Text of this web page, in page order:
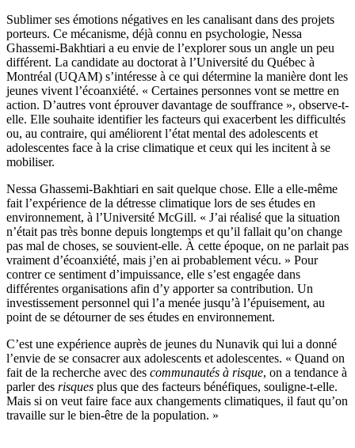
Sublimer ses émotions négatives en les canalisant dans des projets
porteurs. Ce mécanisme, déjà connu en psychologie, Nessa
Ghassemi-Bakhtiari a eu envie de l’explorer sous un angle un peu
différent. La candidate au doctorat à l’Université du Québec à
Montréal (UQAM) s’intéresse à ce qui détermine la manière dont les
jeunes vivent l’écoanxiété. « Certaines personnes vont se mettre en
action. D’autres vont éprouver davantage de souffrance », observe-t-
elle. Elle souhaite identifier les facteurs qui exacerbent les difficultés
ou, au contraire, qui améliorent l’état mental des adolescents et
adolescentes face à la crise climatique et ceux qui les incitent à se
mobiliser.
Nessa Ghassemi-Bakhtiari en sait quelque chose. Elle a elle-même
fait l’expérience de la détresse climatique lors de ses études en
environnement, à l’Université McGill. « J’ai réalisé que la situation
n’était pas très bonne depuis longtemps et qu’il fallait qu’on change
pas mal de choses, se souvient-elle. À cette époque, on ne parlait pas
vraiment d’écoanxiété, mais j’en ai probablement vécu. » Pour
contrer ce sentiment d’impuissance, elle s’est engagée dans
différentes organisations afin d’y apporter sa contribution. Un
investissement personnel qui l’a menée jusqu’à l’épuisement, au
point de se détourner de ses études en environnement.
C’est une expérience auprès de jeunes du Nunavik qui lui a donné
l’envie de se consacrer aux adolescents et adolescentes. « Quand on
fait de la recherche avec des communautés à risque, on a tendance à
parler des risques plus que des facteurs bénéfiques, souligne-t-elle.
Mais si on veut faire face aux changements climatiques, il faut qu’on
travaille sur le bien-être de la population. »